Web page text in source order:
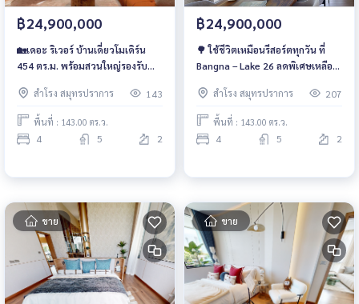
฿24,900,000
🏡เดอะ ริเวอร์ บ้านเดี่ยวโมเดิร์น
454 ตร.ม. พร้อมสวนใหญ่รองรับ
(Bangna – Lake 26) สนใจสอบถาม
เพิ่มเติม/นัดชมบ้าน 📲061-
6161426 | 065-4496399 🟩 LINE:
@wsrcondo
สำโรง สมุทรปราการ 143
พื้นที่ : 143.00 ตร.ว.
4 5 2
฿24,900,000
🌳 ใช้ชีวิตเหมือนรีสอร์ตทุกวัน ที่
Bangna – Lake 26 ลดพิเศษเหลือ
เติม/นัดชมบ้าน 📲061-6161426 |
065-4496399 🟩 LINE:
@wsrcondo
สำโรง สมุทรปราการ 207
พื้นที่ : 143.00 ตร.ว.
4 5 2
ขาย ขาย